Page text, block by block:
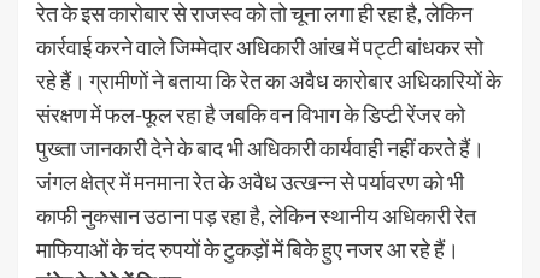
रेत के इस कारोबार से राजस्व को तो चूना लगा ही रहा है, लेकिन
कार्रवाई करने वाले जिम्मेदार अधिकारी आंख में पट्टी बांधकर सो
रहे हैं। ग्रामीणों ने बताया कि रेत का अवैध कारोबार अधिकारियों के
संरक्षण में फल-फूल रहा है जबकि वन विभाग के डिप्टी रेंजर को
पुख्ता जानकारी देने के बाद भी अधिकारी कार्यवाही नहीं करते हैं।
जंगल क्षेत्र में मनमाना रेत के अवैध उत्खन्न से पर्यावरण को भी
काफी नुकसान उठाना पड़ रहा है, लेकिन स्थानीय अधिकारी रेत
माफियाओं के चंद रुपयों के टुकड़ों में बिके हुए नजर आ रहे हैं।